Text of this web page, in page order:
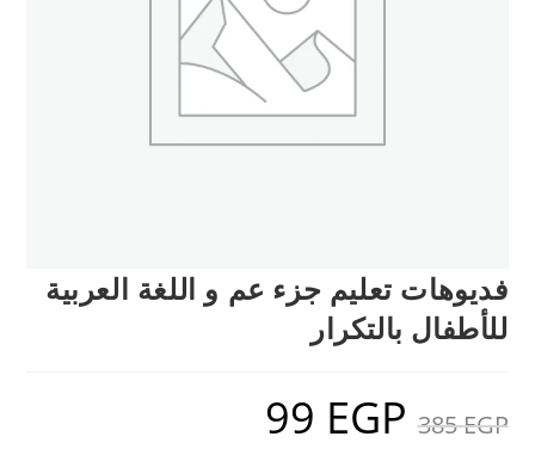
فديوهات تعليم جزء عم و اللغة العربية
للأطفال بالتكرار
385EGP
السعر
الأصلي
هو: 99 EGP